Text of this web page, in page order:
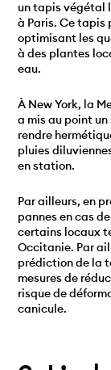
un tapis végétal
à Paris. Ce tapis
optimisant les
à des plantes
eau.
À New York, la
a mis au point
rendre
pluies
en station.
Par ailleurs, en
pannes en cas
certains locaux
Occitanie. Par
prédiction de la
mesures de
risque de
canicule.